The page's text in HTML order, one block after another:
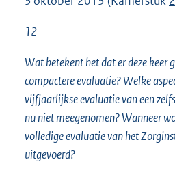
12
Wat betekent het dat er deze keer
compactere evaluatie? Welke
vijfjaarlijkse evaluatie van een
nu niet meegenomen? Wanneer
volledige evaluatie van het
uitgevoerd?